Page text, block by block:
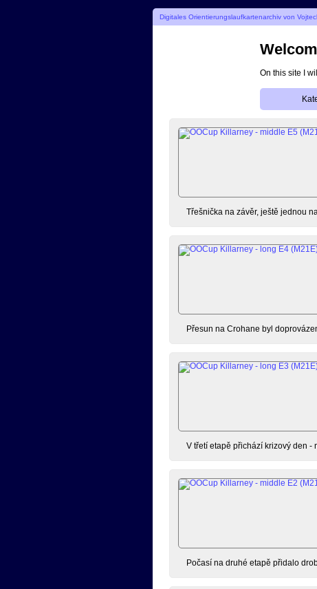
Digitales Orientierungslaufkartenarchiv von
On this site I
Třešnička na závěr, ještě jednou
Přesun na Crohane byl
V třetí etapě přichází krizový den -
Počasí na druhé etapě přidalo